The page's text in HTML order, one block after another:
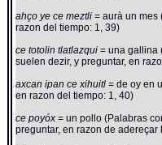
ahço ye ce meztli= aurà un mes
razon del tiempo: 1, 39)
ce totolin tlatlazqui= una gallina
suelen dezir, y preguntar, en
axcan ipan ce xihuitl= de oy en
en razon del tiempo: 1, 40)
ce poyóx= un pollo (Palabras
preguntar, en razon de adereçar